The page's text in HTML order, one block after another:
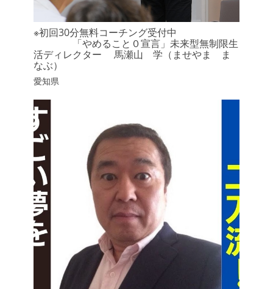
※初回30分無料コーチング受付中
「やめること０宣言」未来型無制限生
活ディレクター 馬瀬山 学（ませやま ま
なぶ）
愛知県